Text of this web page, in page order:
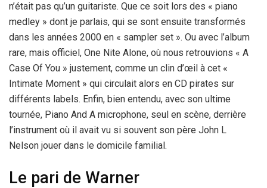
n’était pas qu’un guitariste. Que ce soit lors des « piano
medley » dont je parlais, qui se sont ensuite transformés
dans les années 2000 en « sampler set ». Ou avec l’album
rare, mais officiel, One Nite Alone, où nous retrouvions « A
Case Of You » justement, comme un clin d’œil à cet «
Intimate Moment » qui circulait alors en CD pirates sur
différents labels. Enfin, bien entendu, avec son ultime
tournée, Piano And A microphone, seul en scène, derrière
l’instrument où il avait vu si souvent son père John L
Nelson jouer dans le domicile familial.
Le pari de Warner